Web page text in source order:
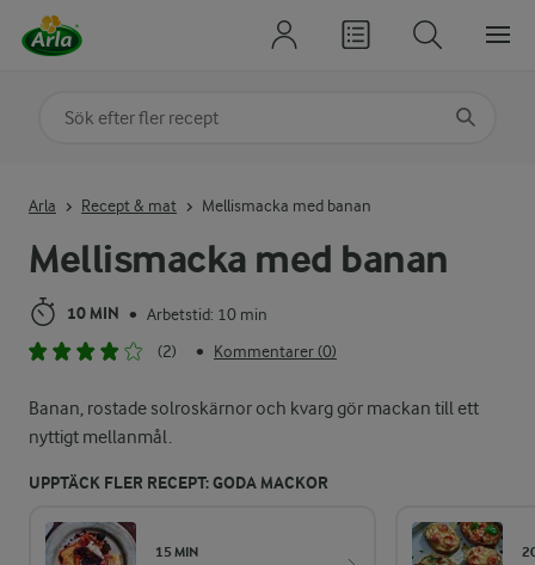
Mellismacka med banan
10 MIN • Arbetstid: 10 min
(2)
• Kommentarer (0)
Banan, rostade solroskärnor och kvarg gör mackan till ett
nyttigt mellanmål.
UPPTÄCK FLER RECEPT: GODA MACKOR
15 MIN
Arla Recept & mat Mellismacka med banan
Sök på kategori eller ingrediens